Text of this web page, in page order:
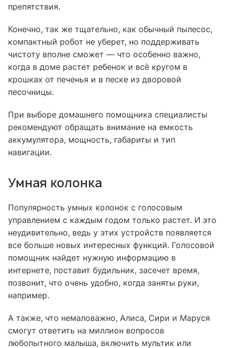
препятствия.
Конечно, так же тщательно, как обычный пылесос,
компактный робот не уберет, но поддерживать
чистоту вполне сможет — что особенно важно,
когда в доме растет ребенок и всё кругом в
крошках от печенья и в песке из дворовой
песочницы.
При выборе домашнего помощника специалисты
рекомендуют обращать внимание на емкость
аккумулятора, мощность, габариты и тип
навигации.
Умная колонка
Популярность умных колонок с голосовым
управлением с каждым годом только растет. И это
неудивительно, ведь у этих устройств появляется
все больше новых интересных функций. Голосовой
помощник найдет нужную информацию в
интернете, поставит будильник, засечет время,
позвонит, что очень удобно, когда заняты руки,
например.
А также, что немаловажно, Алиса, Сири и Маруся
смогут ответить на миллион вопросов
любопытного малыша, включить мультик или